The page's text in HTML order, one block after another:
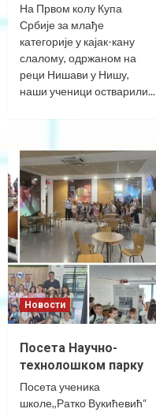
На Првом колу Купа
Србије за млађе
категорије у кајак-кану
слалому, одржаном на
реци Нишави у Нишу,
наши ученици остварили...
Новости
Посета Научно-
технолошком парку
Посета ученика
школе,,Ратко Вукићевић“